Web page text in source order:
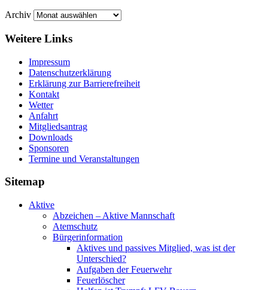
Archiv
Weitere Links
Impressum
Datenschutzerklärung
Erklärung zur Barriere­frei­heit
Kontakt
Wetter
Anfahrt
Mitgliedsantrag
Downloads
Sponsoren
Termine und Veranstaltungen
Sitemap
Aktive
Abzeichen – Aktive Mannschaft
Atemschutz
Bürgerinformation
Aktives und passives Mitglied, was ist der
Unterschied?
Aufgaben der Feuerwehr
Feuerlöscher